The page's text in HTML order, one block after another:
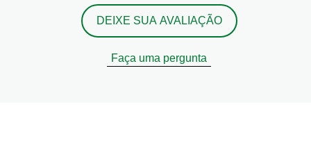
DEIXE SUA AVALIAÇÃO
Faça uma pergunta